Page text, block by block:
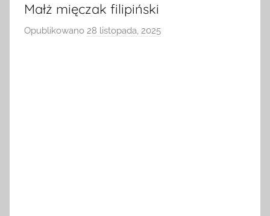
Małż mięczak filipiński
Opublikowano 28 listopada, 2025